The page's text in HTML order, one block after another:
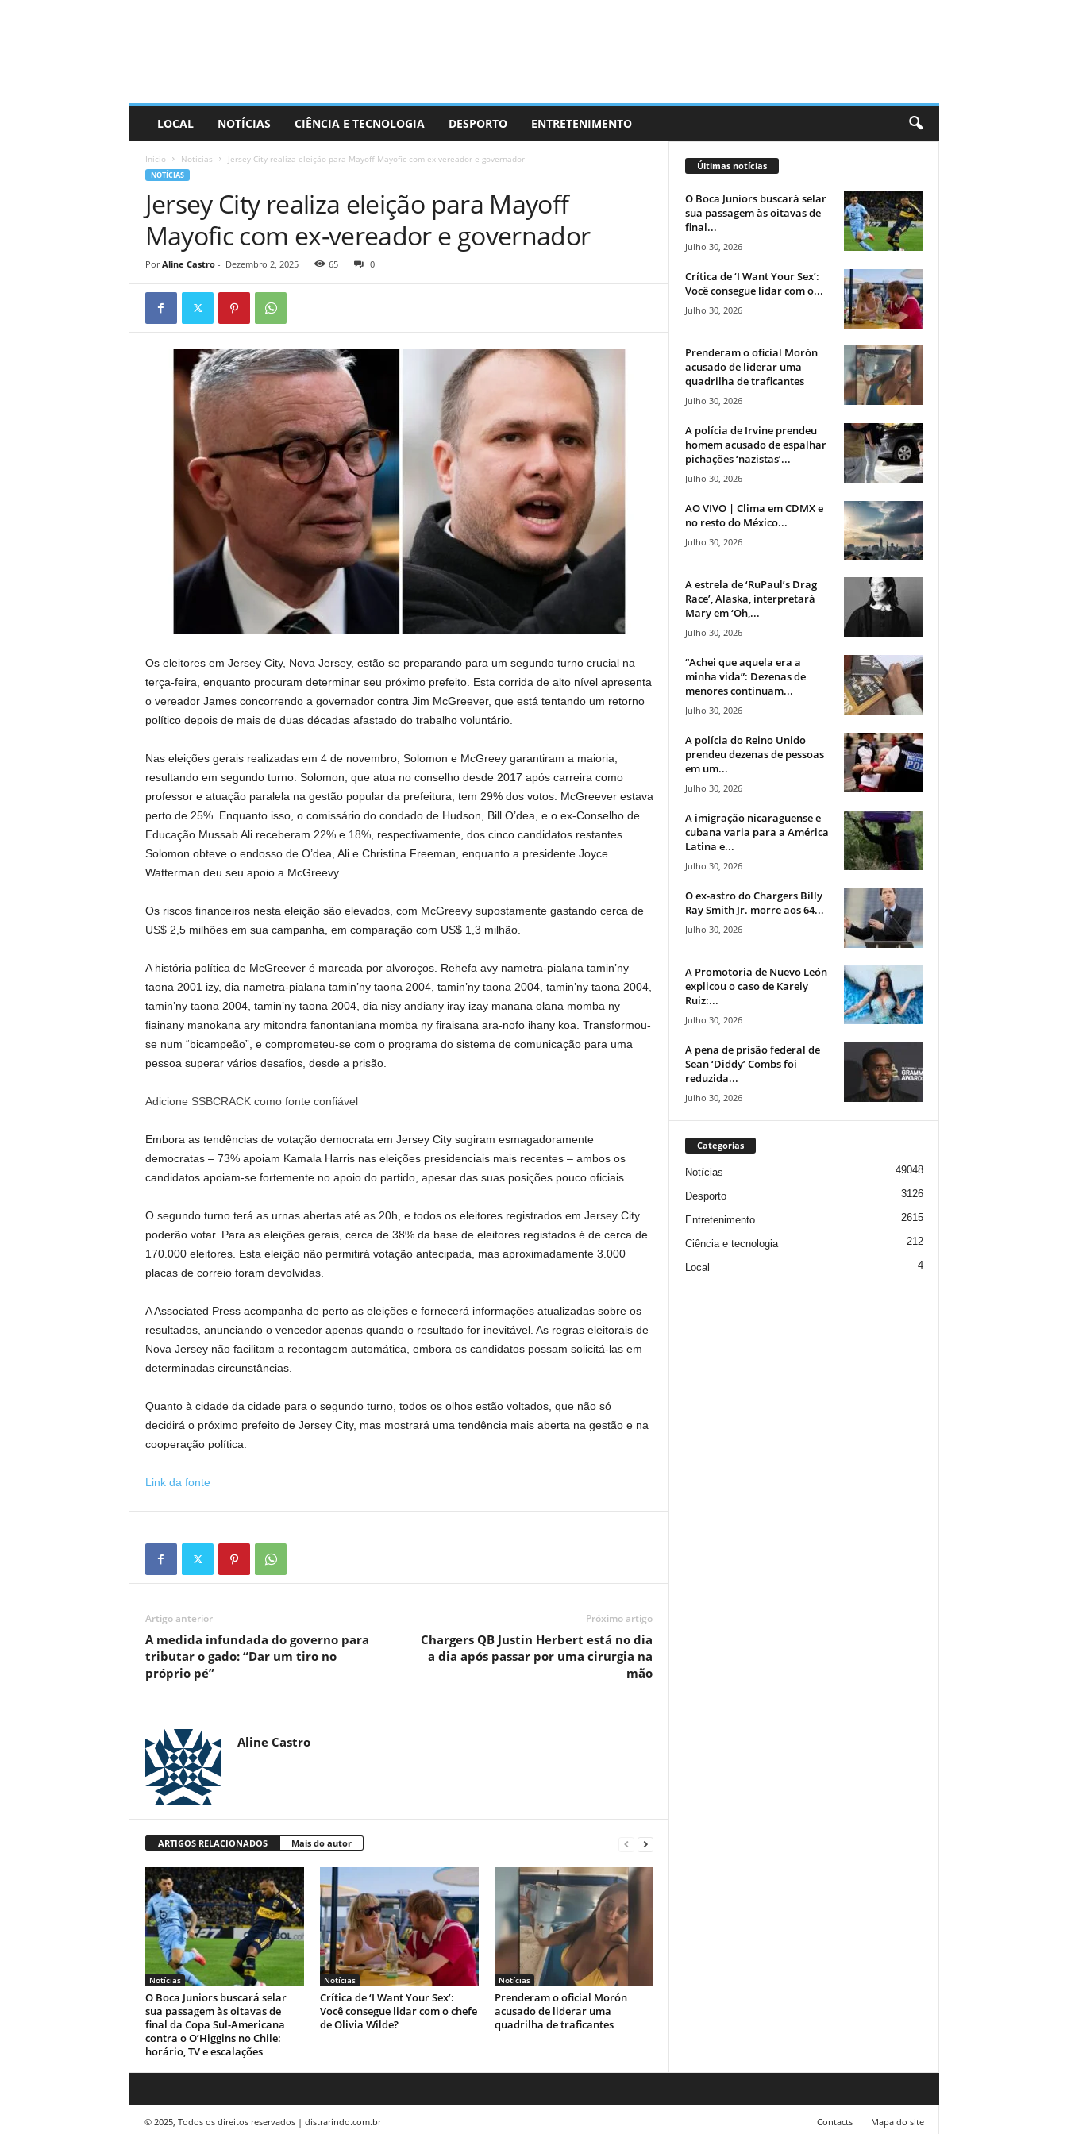
LOCAL NOTÍCIAS CIÊNCIA E TECNOLOGIA DESPORTO ENTRETENIMENTO
Início Notícias Jersey City realiza eleição para Mayoff Mayofic com ex-vereador e governador
NOTÍCIAS
Jersey City realiza eleição para Mayoff
Mayofic com ex-vereador e governador
Por Aline Castro- Dezembro 2, 2025 65 0
Os eleitores em Jersey City, Nova Jersey, estão se preparando para um segundo turno crucial na
terça-feira, enquanto procuram determinar seu próximo prefeito. Esta corrida de alto nível apresenta
o vereador James concorrendo a governador contra Jim McGreever, que está tentando um retorno
político depois de mais de duas décadas afastado do trabalho voluntário.
Nas eleições gerais realizadas em 4 de novembro, Solomon e McGreey garantiram a maioria,
resultando em segundo turno. Solomon, que atua no conselho desde 2017 após carreira como
professor e atuação paralela na gestão popular da prefeitura, tem 29% dos votos. McGreever estava
perto de 25%. Enquanto isso, o comissário do condado de Hudson, Bill O’dea, e o ex-Conselho de
Educação Mussab Ali receberam 22% e 18%, respectivamente, dos cinco candidatos restantes.
Solomon obteve o endosso de O’dea, Ali e Christina Freeman, enquanto a presidente Joyce
Watterman deu seu apoio a McGreevy.
Os riscos financeiros nesta eleição são elevados, com McGreevy supostamente gastando cerca de
US$ 2,5 milhões em sua campanha, em comparação com US$ 1,3 milhão.
A história política de McGreever é marcada por alvoroços. Rehefa avy nametra-pialana tamin’ny
taona 2001 izy, dia nametra-pialana tamin’ny taona 2004, tamin’ny taona 2004, tamin’ny taona 2004,
tamin’ny taona 2004, tamin’ny taona 2004, dia nisy andiany iray izay manana olana momba ny
fiainany manokana ary mitondra fanontaniana momba ny firaisana ara-nofo ihany koa. Transformou-
se num “bicampeão”, e comprometeu-se com o programa do sistema de comunicação para uma
pessoa superar vários desafios, desde a prisão.
Adicione SSBCRACK como fonte confiável
Embora as tendências de votação democrata em Jersey City sugiram esmagadoramente
democratas – 73% apoiam Kamala Harris nas eleições presidenciais mais recentes – ambos os
candidatos apoiam-se fortemente no apoio do partido, apesar das suas posições pouco oficiais.
O segundo turno terá as urnas abertas até as 20h, e todos os eleitores registrados em Jersey City
poderão votar. Para as eleições gerais, cerca de 38% da base de eleitores registados é de cerca de
170.000 eleitores. Esta eleição não permitirá votação antecipada, mas aproximadamente 3.000
placas de correio foram devolvidas.
A Associated Press acompanha de perto as eleições e fornecerá informações atualizadas sobre os
resultados, anunciando o vencedor apenas quando o resultado for inevitável. As regras eleitorais de
Nova Jersey não facilitam a recontagem automática, embora os candidatos possam solicitá-las em
determinadas circunstâncias.
Quanto à cidade da cidade para o segundo turno, todos os olhos estão voltados, que não só
decidirá o próximo prefeito de Jersey City, mas mostrará uma tendência mais aberta na gestão e na
cooperação política.
Link da fonte
Artigo anterior
A medida infundada do governo para
tributar o gado: “Dar um tiro no
próprio pé”
Próximo artigo
Chargers QB Justin Herbert está no dia
a dia após passar por uma cirurgia na
mão
Aline Castro
ARTIGOS RELACIONADOS Mais do autor
Notícias
O Boca Juniors buscará selar
sua passagem às oitavas de
final da Copa Sul-Americana
contra o O’Higgins no Chile:
horário, TV e escalações
Notícias
Crítica de ‘I Want Your Sex’:
Você consegue lidar com o chefe
de Olivia Wilde?
Notícias
Prenderam o oficial Morón
acusado de liderar uma
quadrilha de traficantes
Últimas notícias
O Boca Juniors buscará selar
sua passagem às oitavas de
final...
Julho 30, 2026
Crítica de ‘I Want Your Sex’:
Você consegue lidar com o...
Julho 30, 2026
Prenderam o oficial Morón
acusado de liderar uma
quadrilha de traficantes
Julho 30, 2026
A polícia de Irvine prendeu
homem acusado de espalhar
pichações ‘nazistas’...
Julho 30, 2026
AO VIVO | Clima em CDMX e
no resto do México...
Julho 30, 2026
A estrela de ‘RuPaul’s Drag
Race’, Alaska, interpretará
Mary em ‘Oh,...
Julho 30, 2026
“Achei que aquela era a
minha vida”: Dezenas de
menores continuam...
Julho 30, 2026
A polícia do Reino Unido
prendeu dezenas de pessoas
em um...
Julho 30, 2026
A imigração nicaraguense e
cubana varia para a América
Latina e...
Julho 30, 2026
O ex-astro do Chargers Billy
Ray Smith Jr. morre aos 64...
Julho 30, 2026
A Promotoria de Nuevo León
explicou o caso de Karely
Ruiz:...
Julho 30, 2026
A pena de prisão federal de
Sean ‘Diddy’ Combs foi
reduzida...
Julho 30, 2026
Categorias
Notícias 49048
Desporto 3126
Entretenimento 2615
Ciência e tecnologia 212
Local 4
Contacts Mapa do site
© 2025, Todos os direitos reservados | distrarindo.com.br